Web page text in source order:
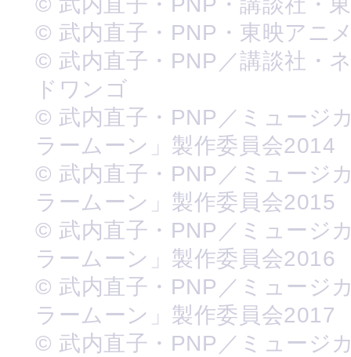
© 武内直子・PNP・東映アニ
© 武内直子・PNP／講談社・
ドワンゴ
© 武内直子・PNP／ミュージ
ラームーン」製作委員会2014
© 武内直子・PNP／ミュージ
ラームーン」製作委員会2015
© 武内直子・PNP／ミュージ
ラームーン」製作委員会2016
© 武内直子・PNP／ミュージ
ラームーン」製作委員会2017
© 武内直子・PNP／ミュージ